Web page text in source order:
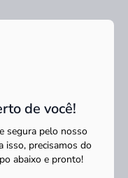
de você!
segura pelo nosso
isso, precisamos do
abaixo e pronto!